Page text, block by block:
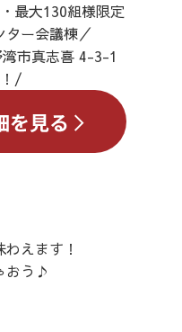
最大130組様限定
ター会議棟／
市真志喜 4-3-1
/
えます！
おう♪